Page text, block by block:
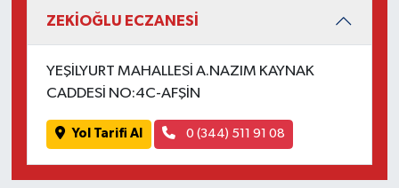
ZEKİOĞLU ECZANESİ
YEŞİLYURT MAHALLESİ A.NAZIM KAYNAK
CADDESİ NO:4C-AFŞİN
Yol Tarifi Al 0 (344) 511 91 08